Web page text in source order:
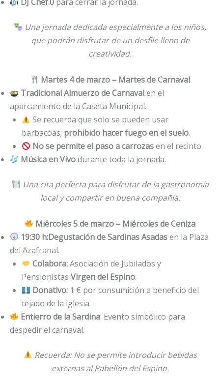
DJ Chef.0 para cerrar la jornada.
Una jornada dedicada especialmente a los niños,
que podrán disfrutar de un desfile lleno de
creatividad.
Martes 4 de marzo – Martes de Carnaval
Tradicional Almuerzo de Carnavalen el
aparcamiento de la Caseta Municipal.
Se recuerda que solo se pueden usar
barbacoas; prohibido hacer fuego en el suelo.
No se permite el paso a carrozasen el recinto.
Música en Vivodurante toda la jornada.
Una cita perfecta para disfrutar de la gastronomía
local y compartir en buena compañía.
Miércoles 5 de marzo – Miércoles de Ceniza
19:30 h:Degustación de Sardinas Asadasen la Plaza
del Azafranal.
Colabora:Asociación de Jubilados y
Pensionistas Virgen del Espino.
Donativo: 1 € por consumición a beneficio del
tejado de la iglesia.
Entierro de la Sardina: Evento simbólico para
despedir el carnaval.
Recuerda: No se permite introducir bebidas
externas al Pabellón del Espino.